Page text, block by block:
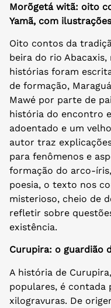
Morõgetá witã: oito
Yamã, com
Oito contos da
beira do rio Abacaxis,
histórias foram
de formação,
Mawé por parte de
história do encontro
adoentado e um
autor traz
para fenômenos e
formação do arco-
poesia, o texto nos
misterioso, cheio de
refletir sobre
existência.
Curupira: o guardião
A história de
populares, é contada
xilogravuras. De